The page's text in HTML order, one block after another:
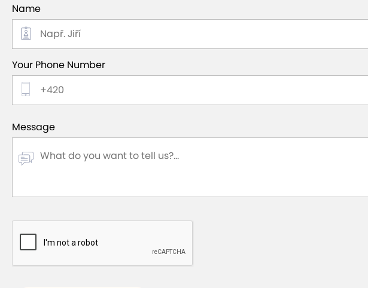
Name
Your Phone Number
Message